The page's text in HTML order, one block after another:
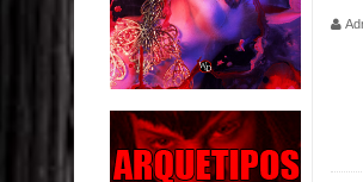
Parte 02: Los Muertos
Parte 01: Escondido a
Parte 02: El Enemigo de